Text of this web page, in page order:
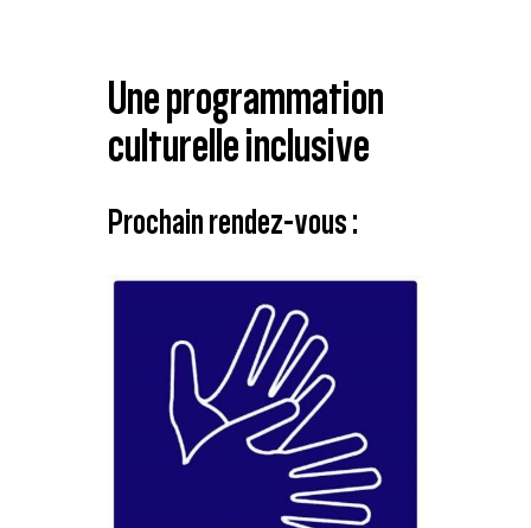
Une programmation
culturelle inclusive
Prochain rendez-vous :